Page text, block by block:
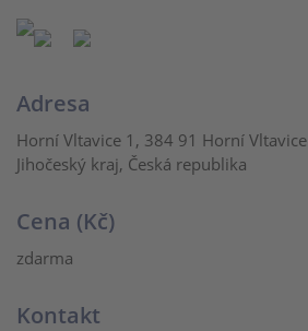
Adresa
Horní Vltavice 1, 384 91 Horní Vltavice
Jihočeský kraj, Česká republika
Cena (Kč)
zdarma
Kontakt